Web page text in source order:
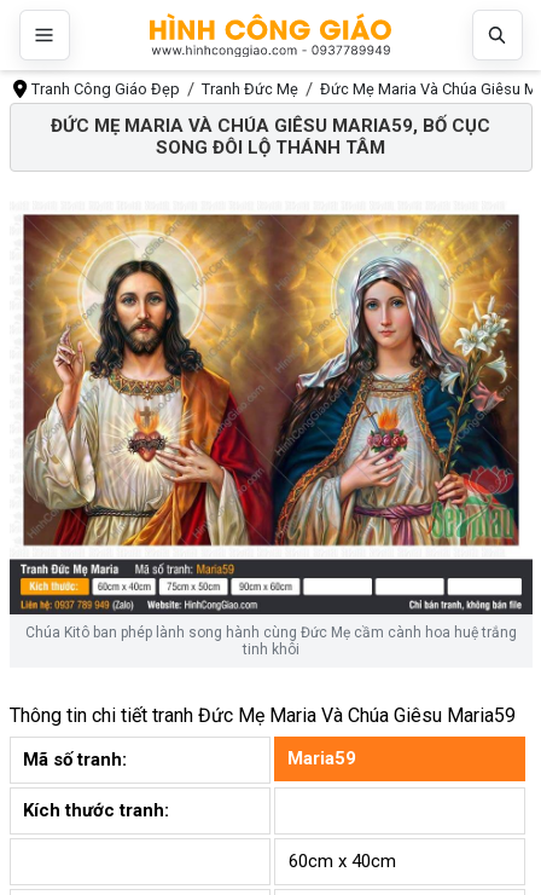
Tranh Công Giáo Đẹp Tranh Đức Mẹ Đức Mẹ Maria Và Chúa Giêsu
ĐỨC MẸ MARIA VÀ CHÚA GIÊSU MARIA59, BỐ CỤC
SONG ĐÔI LỘ THÁNH TÂM
Chúa Kitô ban phép lành song hành cùng Đức Mẹ cầm cành hoa huệ trắng
tinh khôi
Thông tin chi tiết tranh Đức Mẹ Maria Và Chúa Giêsu Maria59
Mã số tranh: Maria59
Kích thước tranh:
60cm x 40cm